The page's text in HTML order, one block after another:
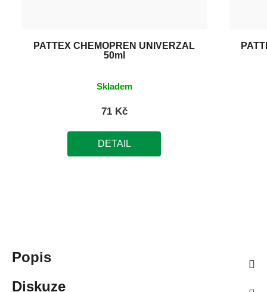
PATTEX CHEMOPRÉN UNIVERZÁL
50ml
Skladem
71 Kč
DETAIL
Popis
Diskuze